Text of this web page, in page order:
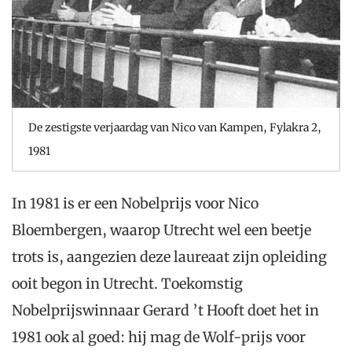
De zestigste verjaardag van Nico van Kampen, Fylakra 2,
1981
In 1981 is er een Nobelprijs voor Nico
Bloembergen, waarop Utrecht wel een beetje
trots is, aangezien deze laureaat zijn opleiding
ooit begon in Utrecht. Toekomstig
Nobelprijswinnaar Gerard ’t Hooft doet het in
1981 ook al goed: hij mag de Wolf-prijs voor